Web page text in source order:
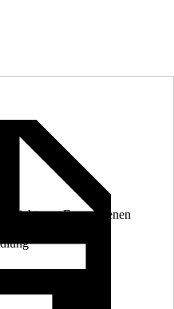
von Erwachsenen